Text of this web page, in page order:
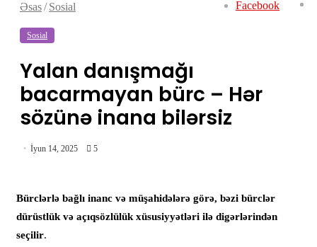
Facebook
Əsas/ Sosial
Sosial
Yalan danışmağı
bacarmayan bürc – Hər
sözünə inana bilərsiz
İyun 14, 2025 5
Bürclərlə bağlı inanc və müşahidələrə görə, bəzi bürclər
dürüstlük və açıqsözlülük xüsusiyyətləri ilə digərlərindən
seçilir.